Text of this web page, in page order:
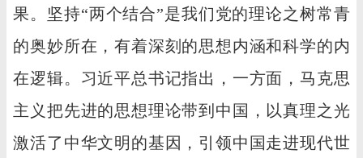
果。坚持“两个结合”是我们党的理论之树常青
的奥妙所在，有着深刻的思想内涵和科学的内
在逻辑。习近平总书记指出，一方面，马克思
主义把先进的思想理论带到中国，以真理之光
激活了中华文明的基因，引领中国走进现代世